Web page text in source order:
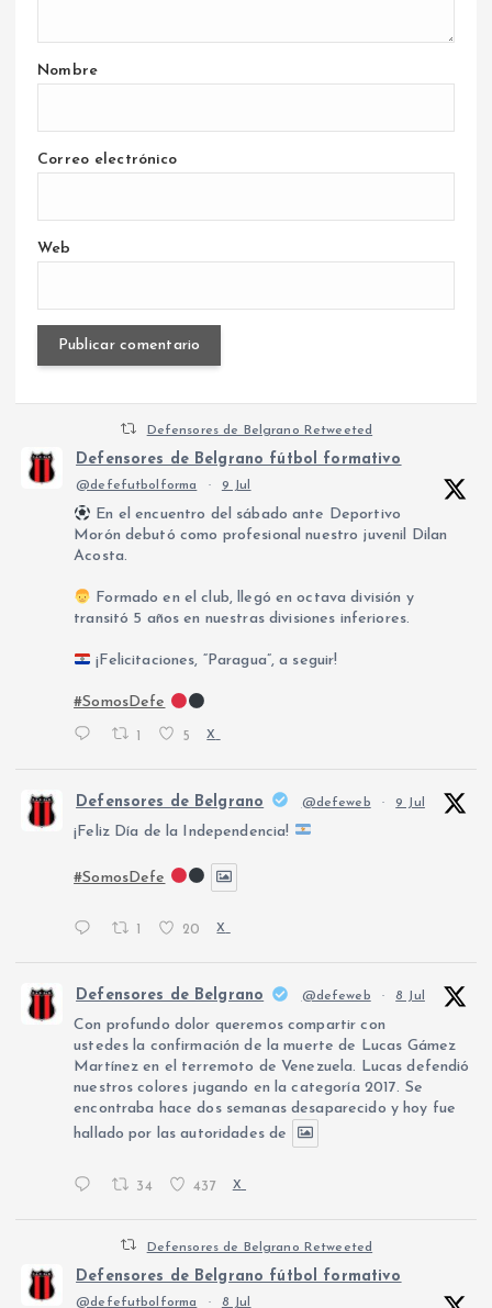
Nombre
Correo electrónico
Web
Defensores de Belgrano Retweeted
Defensores de Belgrano fútbol formativo
@defefutbolforma · 9 Jul
En el encuentro del sábado ante Deportivo
Morón debutó como profesional nuestro juvenil Dilan
Acosta.
Formado en el club, llegó en octava división y
transitó 5 años en nuestras divisiones inferiores.
¡Felicitaciones, “Paragua”, a seguir!
#SomosDefe
1 5 X
Defensores de Belgrano @defeweb · 9 Jul
¡Feliz Día de la Independencia!
#SomosDefe
20 X
Defensores de Belgrano @defeweb · 8 Jul
Con profundo dolor queremos compartir con
ustedes la confirmación de la muerte de Lucas Gámez
Martínez en el terremoto de Venezuela. Lucas defendió
nuestros colores jugando en la categoría 2017. Se
encontraba hace dos semanas desaparecido y hoy fue
hallado por las autoridades de
34 437 X
Defensores de Belgrano Retweeted
Defensores de Belgrano fútbol formativo
@defefutbolforma · 8 Jul